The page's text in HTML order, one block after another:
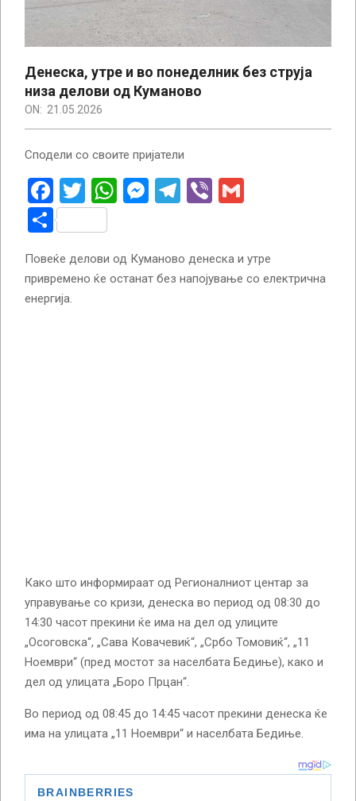
Денеска, утре и во понеделник без струја
низа делови од Куманово
ON: 21.05.2026
Сподели со своите пријатели
Facebook
Twitter
WhatsApp
Messenger
Telegram
Viber
Share
Повеќе делови од Куманово денеска и утре
привремено ќе останат без напојување со електрична
енергија.
Како што информираат од Регионалниот центар за
управување со кризи, денеска во период од 08:30 до
14:30 часот прекини ќе има на дел од улиците
„Осоговска“, „Сава Ковачевиќ“, „Србо Томовиќ“, „11
Ноември“ (пред мостот за населбата Бедиње), како и
дел од улицата „Боро Прцан“.
Во период од 08:45 до 14:45 часот прекини денеска ќе
има на улицата „11 Ноември“ и населбата Бедиње.